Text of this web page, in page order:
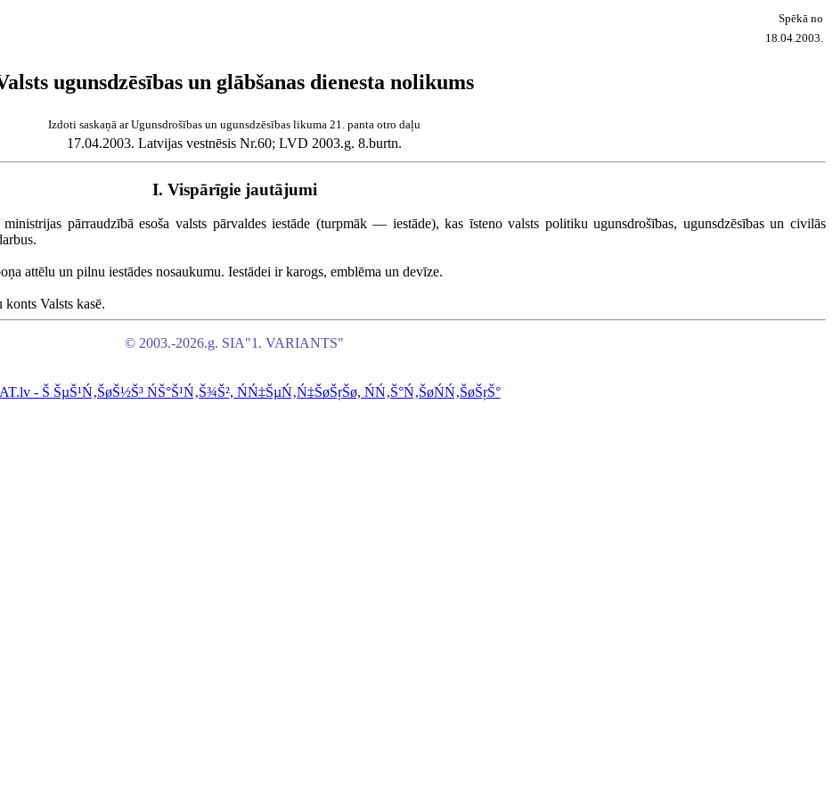
Spēkā no
18.04.2003.
ugunsdzēsības un glābšanas dienesta nolikums
Izdoti saskaņā ar Ugunsdrošības un ugunsdzēsības likuma 21. panta otro daļu
17.04.2003. Latvijas vestnēsis Nr.60; LVD 2003.g. 8.burtn.
I. Vispārīgie jautājumi
pārraudzībā esoša valsts pārvaldes iestāde (turpmāk — iestāde), kas īsteno valsts politiku ugunsdrošības, ugunsdzēsības un civilās
attēlu un pilnu iestādes nosaukumu. Iestādei ir karogs, emblēma un devīze.
Valsts kasē.
© 2003.-2026.g. SIA"1. VARIANTS"